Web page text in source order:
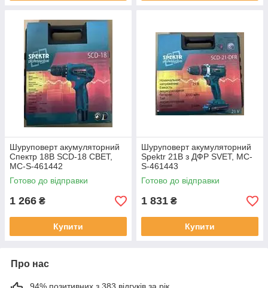
Шуруповерт акумуляторний
Спектр 18В SCD-18 СВЕТ,
MC-S-461442
Готово до відправки
1 266 ₴
Купити
Шуруповерт акумуляторний
Spektr 21В з ДФР SVET, MC-
S-461443
Готово до відправки
1 831 ₴
Купити
Про нас